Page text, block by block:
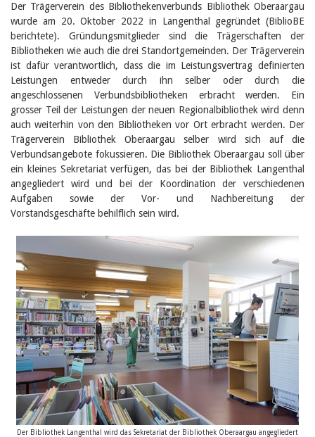
Der Trägerverein des Bibliothekenverbunds Bibliothek Oberaargau
wurde am 20. Oktober 2022 in Langenthal gegründet (BiblioBE
berichtete). Gründungsmitglieder sind die Trägerschaften der
Bibliotheken wie auch die drei Standortgemeinden. Der Trägerverein
ist dafür verantwortlich, dass die im Leistungsvertrag definierten
Leistungen entweder durch ihn selber oder durch die
angeschlossenen Verbundsbibliotheken erbracht werden. Ein
grosser Teil der Leistungen der neuen Regionalbibliothek wird denn
auch weiterhin von den Bibliotheken vor Ort erbracht werden. Der
Trägerverein Bibliothek Oberaargau selber wird sich auf die
Verbundsangebote fokussieren. Die Bibliothek Oberaargau soll über
ein kleines Sekretariat verfügen, das bei der Bibliothek Langenthal
angegliedert wird und bei der Koordination der verschiedenen
Aufgaben sowie der Vor- und Nachbereitung der
Vorstandsgeschäfte behilflich sein wird.
Der Bibliothek Langenthal wird das Sekretariat der Bibliothek Oberaargau angegliedert